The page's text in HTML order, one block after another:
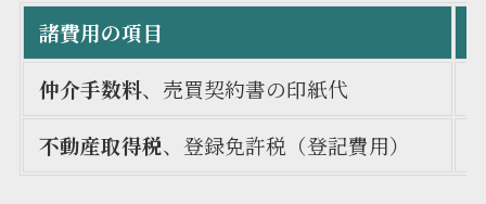
諸費用の項目
仲介手数料、売買契約書の印紙代
不動産取得税、登録免許税（登記費用）